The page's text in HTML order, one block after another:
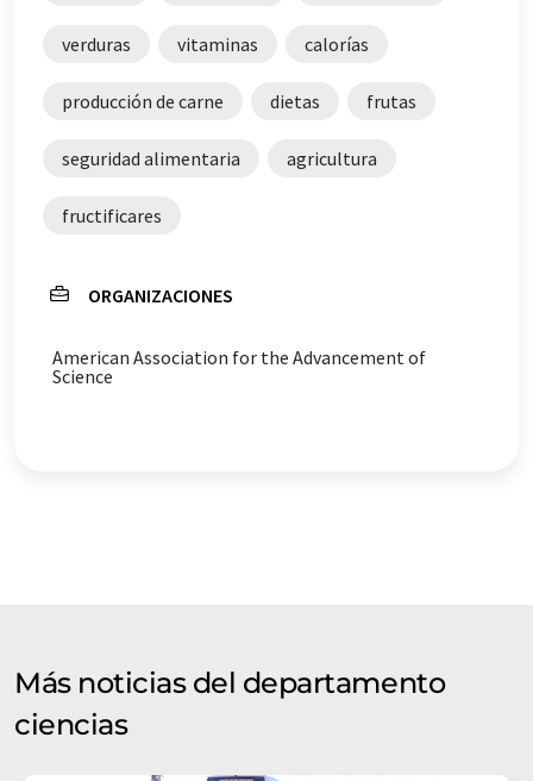
verduras vitaminas calorías
producción de carne dietas frutas
seguridad alimentaria agricultura
fructificares
ORGANIZACIONES
American Association for the Advancement of
Science
Más noticias del departamento
ciencias